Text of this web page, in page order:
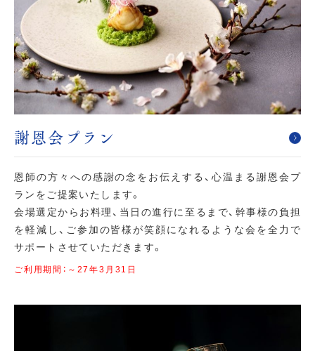
謝恩会プラン
恩師の方々への感謝の念をお伝えする、心温まる謝恩会プ
ランをご提案いたします。
会場選定からお料理、当日の進行に至るまで、幹事様の負担
を軽減し、ご参加の皆様が笑顔になれるような会を全力で
サポートさせていただきます。
ご利用期間：～27年3月31日